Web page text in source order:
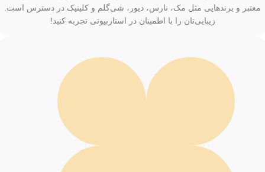
معتبر و برندهایی مثل مک، نارس، دیور، شی‌گلم و کلینیک در دسترس است.
زیبایی‌تان را با اطمینان در استاربیوتی تجربه کنید!